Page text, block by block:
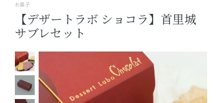
フード
クラフト
コスメ・アロマ
つくり手
お菓子
【デザートラボ ショコラ】首里城
サブレセット